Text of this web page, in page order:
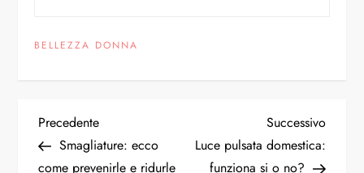
BELLEZZA DONNA
Precedente
Smagliature: ecco
come prevenirle e ridurle
Successivo
Luce pulsata domestica:
funziona si o no?